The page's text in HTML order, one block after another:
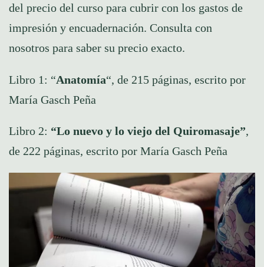
del precio del curso para cubrir con los gastos de
impresión y encuadernación. Consulta con
nosotros para saber su precio exacto.
Libro 1: “Anatomía“, de 215 páginas, escrito por
María Gasch Peña
Libro 2: “Lo nuevo y lo viejo del Quiromasaje”,
de 222 páginas, escrito por María Gasch Peña